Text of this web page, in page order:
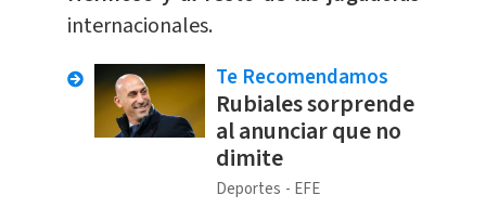
internacionales.
Te Recomendamos
Rubiales sorprende
al anunciar que no
dimite
Deportes EFE